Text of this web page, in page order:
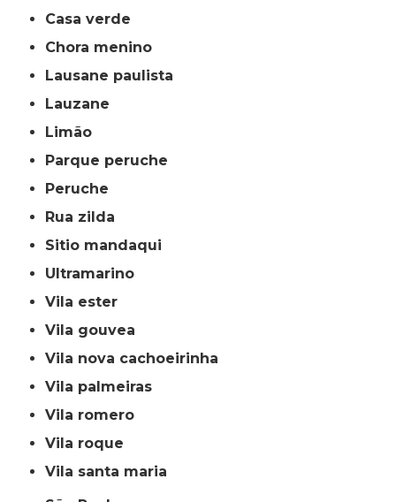
casa verde
chora menino
lausane paulista
lauzane
limão
parque peruche
peruche
rua zilda
sitio mandaqui
ultramarino
vila ester
vila gouvea
vila nova cachoeirinha
vila palmeiras
vila romero
vila roque
vila santa maria